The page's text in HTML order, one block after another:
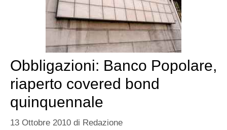
Obbligazioni: Banco Popolare,
riaperto covered bond
quinquennale
13 Ottobre 2010 di Redazione